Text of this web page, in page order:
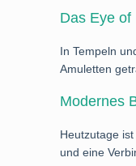
Das Eye of
In Tempeln
Amuletten
Modernes
Heutzutage
und eine